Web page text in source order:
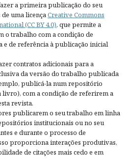
a primeira publicação do seu
uma licençaCreative Commons
(CC BY 4.0), que permite a
o trabalho com a condição de
e de referência à publicação inicial
contratos adicionais para a
da versão do trabalho publicada
publicá-la num repositório
com a condição de referirem a
revista.
publicarem o seu trabalho em linha
institucionais ou no seu
e durante o processo de
proporciona interações produtivas,
de citações mais cedo e em